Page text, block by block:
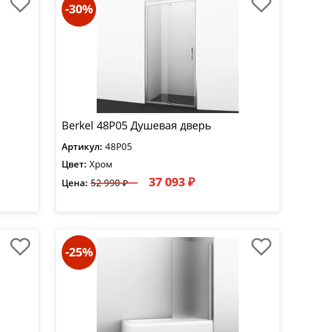
-30%
Berkel 48P05 Душевая дверь
Артикул: 48P05
Цвет: Хром
Цена: 52 990 ₽ 37 093 ₽
-25%